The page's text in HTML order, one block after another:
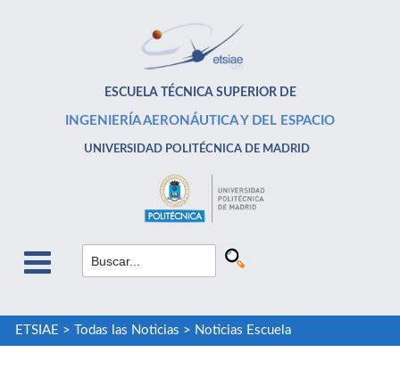
ESCUELA TÉCNICA SUPERIOR DE
INGENIERÍA AERONÁUTICA Y DEL ESPACIO
UNIVERSIDAD POLITÉCNICA DE MADRID
ETSIAE > Todas las Noticias > Noticias Escuela